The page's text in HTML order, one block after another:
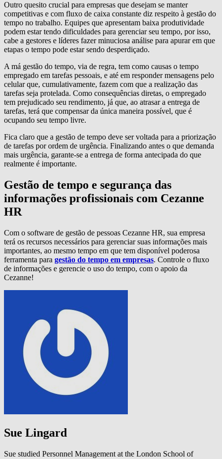
Outro quesito crucial para empresas que desejam se manter
competitivas e com fluxo de caixa constante diz respeito à gestão do
tempo no trabalho. Equipes que apresentam baixa produtividade
podem estar tendo dificuldades para gerenciar seu tempo, por isso,
cabe a gestores e líderes fazer minuciosa análise para apurar em que
etapas o tempo pode estar sendo desperdiçado.
A má gestão do tempo, via de regra, tem como causas o tempo
empregado em tarefas pessoais, e até em responder mensagens pelo
celular que, cumulativamente, fazem com que a realização das
tarefas seja protelada. Como consequências diretas, o empregado
tem prejudicado seu rendimento, já que, ao atrasar a entrega de
tarefas, terá que compensar da única maneira possível, que é
ocupando seu tempo livre.
Fica claro que a gestão de tempo deve ser voltada para a priorização
de tarefas por ordem de urgência. Finalizando antes o que demanda
mais urgência, garante-se a entrega de forma antecipada do que
realmente é importante.
Gestão de tempo e segurança das
informações profissionais com Cezanne
HR
Com o software de gestão de pessoas Cezanne HR, sua empresa
terá os recursos necessários para gerenciar suas informações mais
importantes, ao mesmo tempo em que tem disponível poderosa
ferramenta para gestão do tempo em empresas. Controle o fluxo
de informações e gerencie o uso do tempo, com o apoio da
Cezanne!
Sue Lingard
Sue studied Personnel Management at the London School of